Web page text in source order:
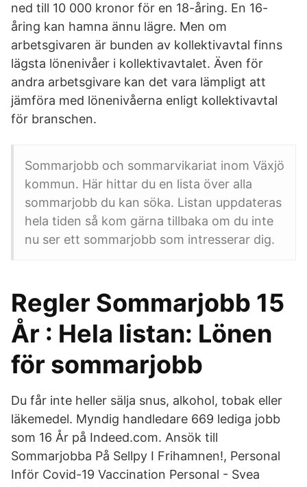
ned till 10 000 kronor för en 18-åring. En 16-
åring kan hamna ännu lägre. Men om
arbetsgivaren är bunden av kollektivavtal finns
lägsta lönenivåer i kollektivavtalet. Även för
andra arbetsgivare kan det vara lämpligt att
jämföra med lönenivåerna enligt kollektivavtal
för branschen.
Sommarjobb och sommarvikariat inom Växjö
kommun. Här hittar du en lista över alla
sommarjobb du kan söka. Listan uppdateras
hela tiden så kom gärna tillbaka om du inte
nu ser ett sommarjobb som intresserar dig.
Regler Sommarjobb 15
År : Hela listan: Lönen
för sommarjobb
Du får inte heller sälja snus, alkohol, tobak eller
läkemedel. Myndig handledare 669 lediga jobb
som 16 År på Indeed.com. Ansök till
Sommarjobba På Sellpy I Frihamnen!, Personal
Inför Covid-19 Vaccination Personal - Svea